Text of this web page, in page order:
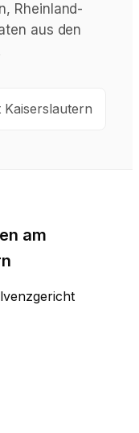
Rheinland-
aus den
Kaiserslautern
am